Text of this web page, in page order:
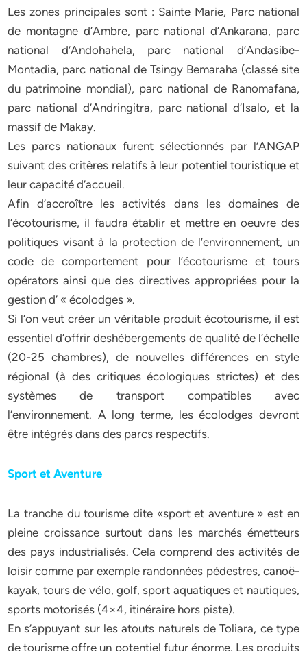
Les zones principales sont : Sainte Marie, Parc national
de montagne d’Ambre, parc national d’Ankarana, parc
national d’Andohahela, parc national d’Andasibe-
Montadia, parc national de Tsingy Bemaraha (classé site
du patrimoine mondial), parc national de Ranomafana,
parc national d’Andringitra, parc national d’Isalo, et la
massif de Makay.
Les parcs nationaux furent sélectionnés par l’ANGAP
suivant des critères relatifs à leur potentiel touristique et
leur capacité d’accueil.
Afin d’accroître les activités dans les domaines de
l’écotourisme, il faudra établir et mettre en oeuvre des
politiques visant à la protection de l’environnement, un
code de comportement pour l’écotourisme et tours
opérators ainsi que des directives appropriées pour la
gestion d’ « écolodges ».
Si l’on veut créer un véritable produit écotourisme, il est
essentiel d’offrir deshébergements de qualité de l’échelle
(20-25 chambres), de nouvelles différences en style
régional (à des critiques écologiques strictes) et des
systèmes de transport compatibles avec
l’environnement. A long terme, les écolodges devront
être intégrés dans des parcs respectifs.
Sport et Aventure
La tranche du tourisme dite «sport et aventure » est en
pleine croissance surtout dans les marchés émetteurs
des pays industrialisés. Cela comprend des activités de
loisir comme par exemple randonnées pédestres, canoë-
kayak, tours de vélo, golf, sport aquatiques et nautiques,
sports motorisés (4×4, itinéraire hors piste).
En s’appuyant sur les atouts naturels de Toliara, ce type
de tourisme offre un potentiel futur énorme. Les produits